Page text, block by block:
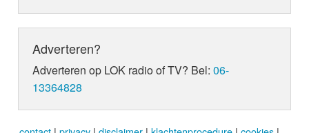
Adverteren?
Adverteren op LOK radio of TV? Bel:06-
13364828